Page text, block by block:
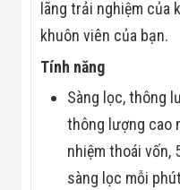
lãng trải nghiệm của
khuôn viên của bạn.
Tính năng
Sàng lọc, thông
thông lượng cao
nhiệm thoái vốn,
sàng lọc mỗi